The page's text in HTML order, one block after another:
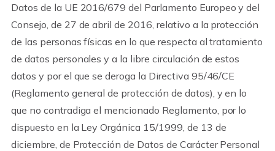
Datos de la UE 2016/679 del Parlamento Europeo y del
Consejo, de 27 de abril de 2016, relativo a la protección
de las personas físicas en lo que respecta al tratamiento
de datos personales y a la libre circulación de estos
datos y por el que se deroga la Directiva 95/46/CE
(Reglamento general de protección de datos), y en lo
que no contradiga el mencionado Reglamento, por lo
dispuesto en la Ley Orgánica 15/1999, de 13 de
diciembre, de Protección de Datos de Carácter Personal